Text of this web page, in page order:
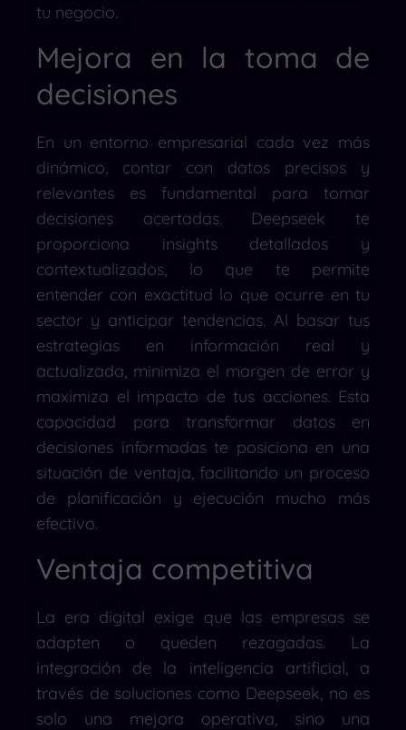
tu negocio.
Mejora en la toma de
decisiones
En un entorno empresarial cada vez más
dinámico, contar con datos precisos y
relevantes es fundamental para tomar
decisiones acertadas. Deepseek te
proporciona insights detallados y
contextualizados, lo que te permite
entender con exactitud lo que ocurre en tu
sector y anticipar tendencias. Al basar tus
estrategias en información real y
actualizada, minimiza el margen de error y
maximiza el impacto de tus acciones. Esta
capacidad para transformar datos en
decisiones informadas te posiciona en una
situación de ventaja, facilitando un proceso
de planificación y ejecución mucho más
efectivo.
Ventaja competitiva
La era digital exige que las empresas se
adapten o queden rezagadas. La
integración de la inteligencia artificial, a
través de soluciones como Deepseek, no es
solo una mejora operativa, sino una